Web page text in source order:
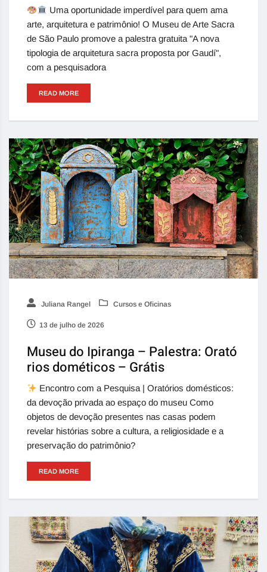
Uma oportunidade imperdível para quem ama
arte, arquitetura e patrimônio! O Museu de Arte Sacra
de São Paulo promove a palestra gratuita "A nova
tipologia de arquitetura sacra proposta por Gaudí",
com a pesquisadora
READ MORE
Juliana Rangel Cursos e Oficinas
13 de julho de 2026
Museu do Ipiranga – Palestra: Orató
rios dométicos – Grátis
Encontro com a Pesquisa | Oratórios domésticos:
da devoção privada ao espaço do museu Como
objetos de devoção presentes nas casas podem
revelar histórias sobre a cultura, a religiosidade e a
preservação do patrimônio?
READ MORE